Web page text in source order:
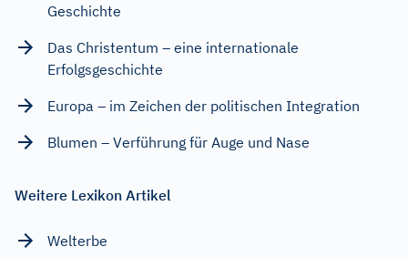
Geschichte
Das Christentum – eine internationale
Erfolgsgeschichte
Europa – im Zeichen der politischen Integration
Blumen – Verführung für Auge und Nase
Weitere Lexikon Artikel
Welterbe